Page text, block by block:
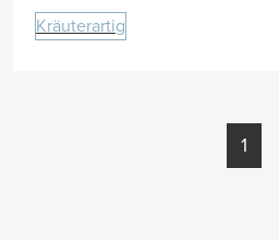
Kräuterartig
1